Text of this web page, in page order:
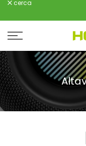
al
contenido
cerca